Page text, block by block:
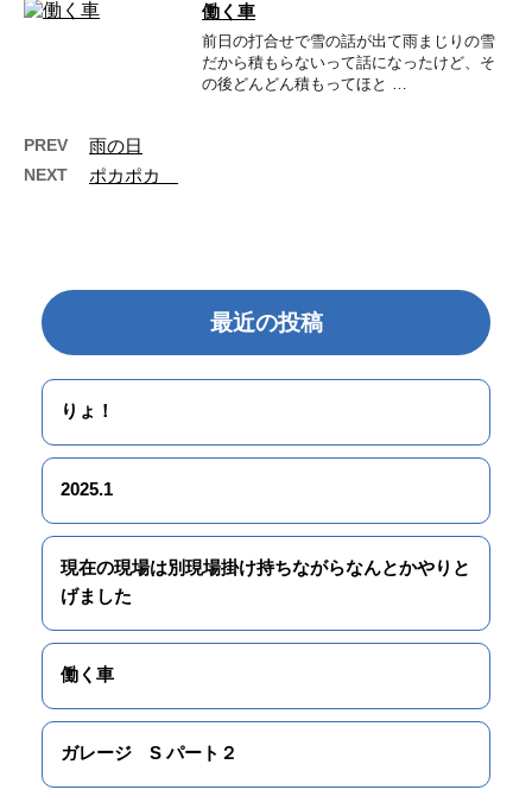
働く車
前日の打合せで雪の話が出て雨まじりの雪
だから積もらないって話になったけど、そ
の後どんどん積もってほと …
PREV 雨の日
NEXT ポカポカ
最近の投稿
りょ！
2025.1
現在の現場は別現場掛け持ちながらなんとかやりと
げました
働く車
ガレージ S パート２